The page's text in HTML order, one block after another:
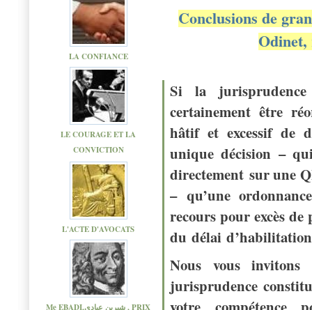
LA CONFIANCE
LE COURAGE ET LA
CONVICTION
L'ACTE D'AVOCATS
Me EBADI,شیرین عبادی , PRIX
Conclusions de
Si la
certainement être
hâtif et excessif de
unique décision –
directement sur une
– qu’une
recours pour excès
du délai
Nous vous
jurisprudence